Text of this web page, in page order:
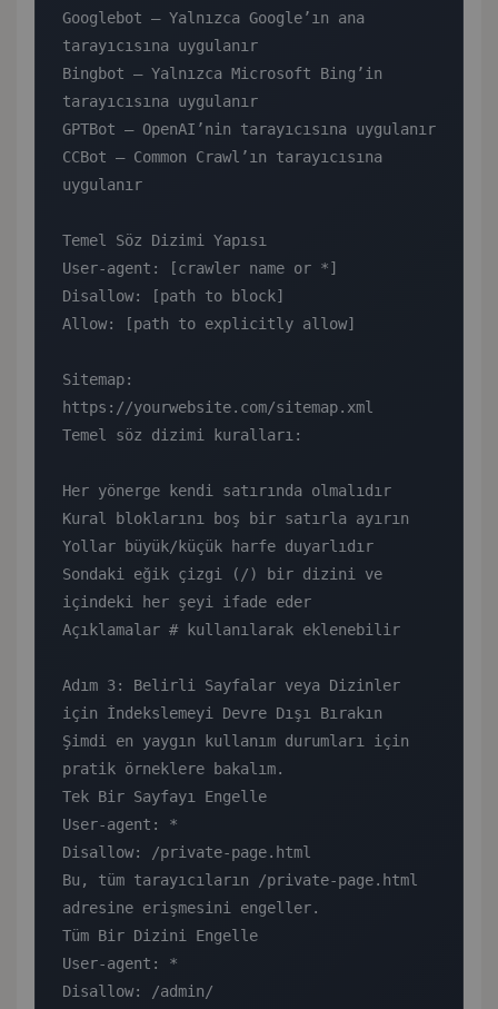
Googlebot — Yalnızca Google’ın ana
tarayıcısına uygulanır
Bingbot — Yalnızca Microsoft Bing’in
tarayıcısına uygulanır
GPTBot — OpenAI’nin tarayıcısına uygulanır
CCBot — Common Crawl’ın tarayıcısına
uygulanır
Temel Söz Dizimi Yapısı
User-agent: [crawler name or *]
Disallow: [path to block]
Allow: [path to explicitly allow]
Sitemap:
https://yourwebsite.com/sitemap.xml
Temel söz dizimi kuralları:
Her yönerge kendi satırında olmalıdır
Kural bloklarını boş bir satırla ayırın
Yollar büyük/küçük harfe duyarlıdır
Sondaki eğik çizgi (/) bir dizini ve
içindeki her şeyi ifade eder
Açıklamalar # kullanılarak eklenebilir
Adım 3: Belirli Sayfalar veya Dizinler
için İndekslemeyi Devre Dışı Bırakın
Şimdi en yaygın kullanım durumları için
pratik örneklere bakalım.
Tek Bir Sayfayı Engelle
User-agent: *
Disallow: /private-page.html
Bu, tüm tarayıcıların /private-page.html
adresine erişmesini engeller.
Tüm Bir Dizini Engelle
User-agent: *
Disallow: /admin/